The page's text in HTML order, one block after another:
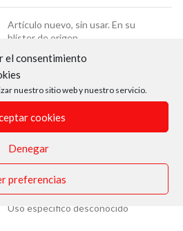
el consentimiento
nuestro sitio web y nuestro servicio.
cookies
Denegar
preferencias
Artículo nuevo, sin usar. En su
blíster de origen.
JBM: 13506 (punta No reforzada)
motores y otros
Uso específico desconocido